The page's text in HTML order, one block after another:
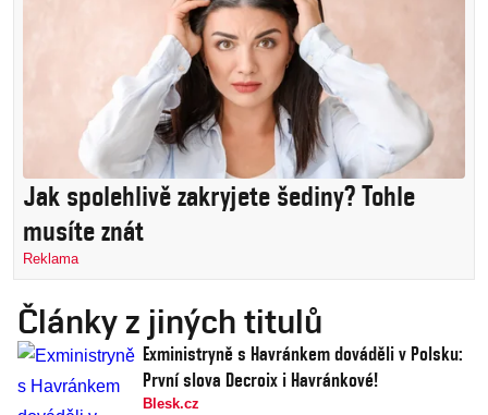
Jak spolehlivě zakryjete šediny? Tohle
musíte znát
Reklama
Články z jiných titulů
Exministryně s Havránkem dováděli v Polsku:
První slova Decroix i Havránkové!
Blesk.cz